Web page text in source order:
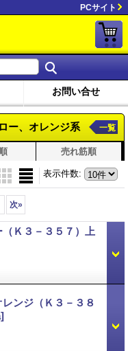
PCサイト
お問い合せ
ー、オレンジ系 一覧
売れ筋順
表示件数:
次»
Ｋ３－３５７）上
ンジ（Ｋ３－３８